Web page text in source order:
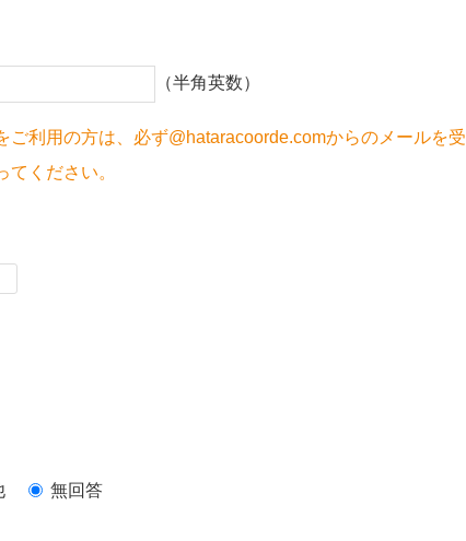
（半角英数）
利用の方は、必ず@hataracoorde.comからのメールを受
ください。
無回答